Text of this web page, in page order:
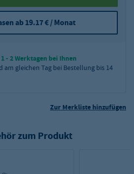
ab 19.17 € / Monat
- 2 Werktagen bei Ihnen
am gleichen Tag bei Bestellung bis 14
Zur Merkliste hinzufügen
zum Produkt